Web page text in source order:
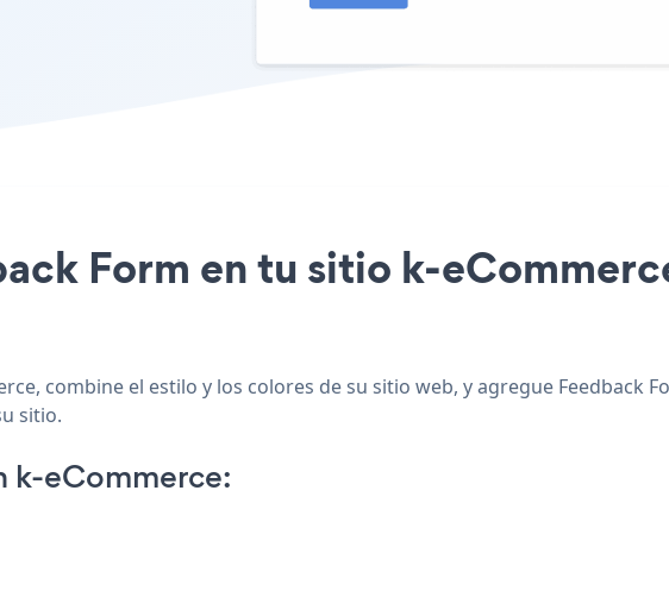
Form en tu sitio k-
combine el estilo y los colores de su sitio web, y agregue Feedback
sitio.
k-eCommerce: